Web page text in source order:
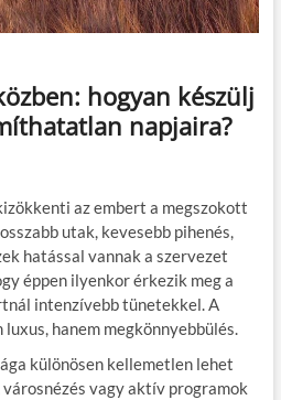
hogyan készülj
napjaira?
az embert a megszokott
utak, kevesebb pihenés,
hatással vannak a szervezet
éppen ilyenkor érkezik meg a
intenzívebb tünetekkel. A
hanem megkönnyebbülés.
különösen kellemetlen lehet
városnézés vagy aktív programok